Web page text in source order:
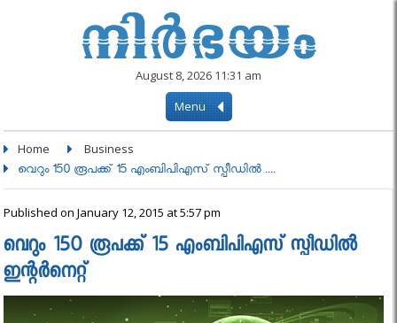
August 8, 2026 11:31 am
Menu
Home Business
വെറും 150 രൂപക്ക് 15 എംബിപിഎസ് സ്പീഡിൽ ....
Published on January 12, 2015 at 5:57 pm
വെറും 150 രൂപക്ക് 15 എംബിപിഎസ് സ്പീഡിൽ
ഇന്റർനെറ്റ്‌